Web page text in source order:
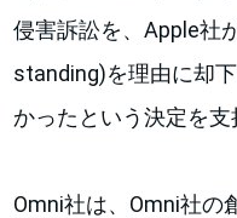
侵害訴訟を、Apple社
standing)を理由に却
かったという決定を支
Omni社は、Omni社の